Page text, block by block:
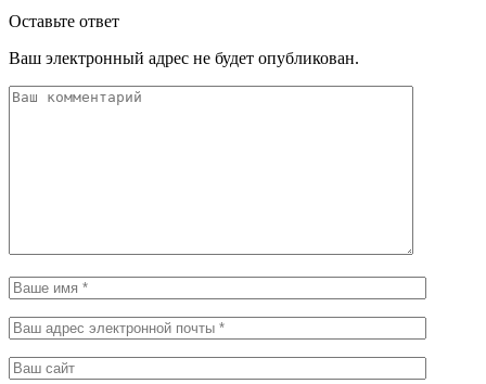
Оставьте ответ
Ваш электронный адрес не будет опубликован.